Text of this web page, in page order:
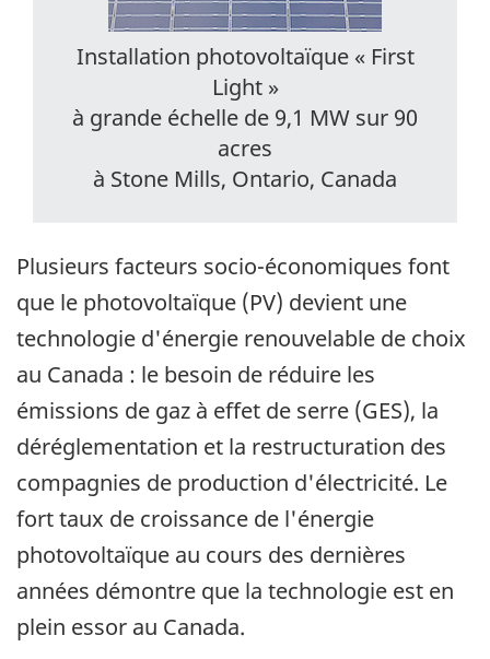
Installation photovoltaïque « First
Light »
à grande échelle de 9,1 MW sur 90
acres
à Stone Mills, Ontario, Canada
Plusieurs facteurs socio-économiques font
que le photovoltaïque (PV) devient une
technologie d'énergie renouvelable de choix
au Canada : le besoin de réduire les
émissions de gaz à effet de serre (GES), la
déréglementation et la restructuration des
compagnies de production d'électricité. Le
fort taux de croissance de l'énergie
photovoltaïque au cours des dernières
années démontre que la technologie est en
plein essor au Canada.